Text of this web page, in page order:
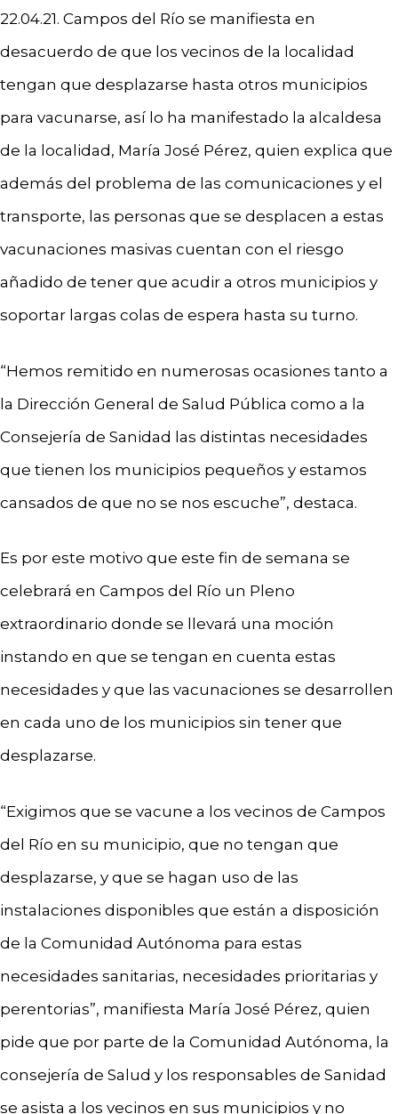
22.04.21. Campos del Río se manifiesta en
desacuerdo de que los vecinos de la localidad
tengan que desplazarse hasta otros municipios
para vacunarse, así lo ha manifestado la alcaldesa
de la localidad, María José Pérez, quien explica que
además del problema de las comunicaciones y el
transporte, las personas que se desplacen a estas
vacunaciones masivas cuentan con el riesgo
añadido de tener que acudir a otros municipios y
soportar largas colas de espera hasta su turno.
“Hemos remitido en numerosas ocasiones tanto a
la Dirección General de Salud Pública como a la
Consejería de Sanidad las distintas necesidades
que tienen los municipios pequeños y estamos
cansados de que no se nos escuche”, destaca.
Es por este motivo que este fin de semana se
celebrará en Campos del Río un Pleno
extraordinario donde se llevará una moción
instando en que se tengan en cuenta estas
necesidades y que las vacunaciones se desarrollen
en cada uno de los municipios sin tener que
desplazarse.
“Exigimos que se vacune a los vecinos de Campos
del Río en su municipio, que no tengan que
desplazarse, y que se hagan uso de las
instalaciones disponibles que están a disposición
de la Comunidad Autónoma para estas
necesidades sanitarias, necesidades prioritarias y
perentorias”, manifiesta María José Pérez, quien
pide que por parte de la Comunidad Autónoma, la
consejería de Salud y los responsables de Sanidad
se asista a los vecinos en sus municipios y no